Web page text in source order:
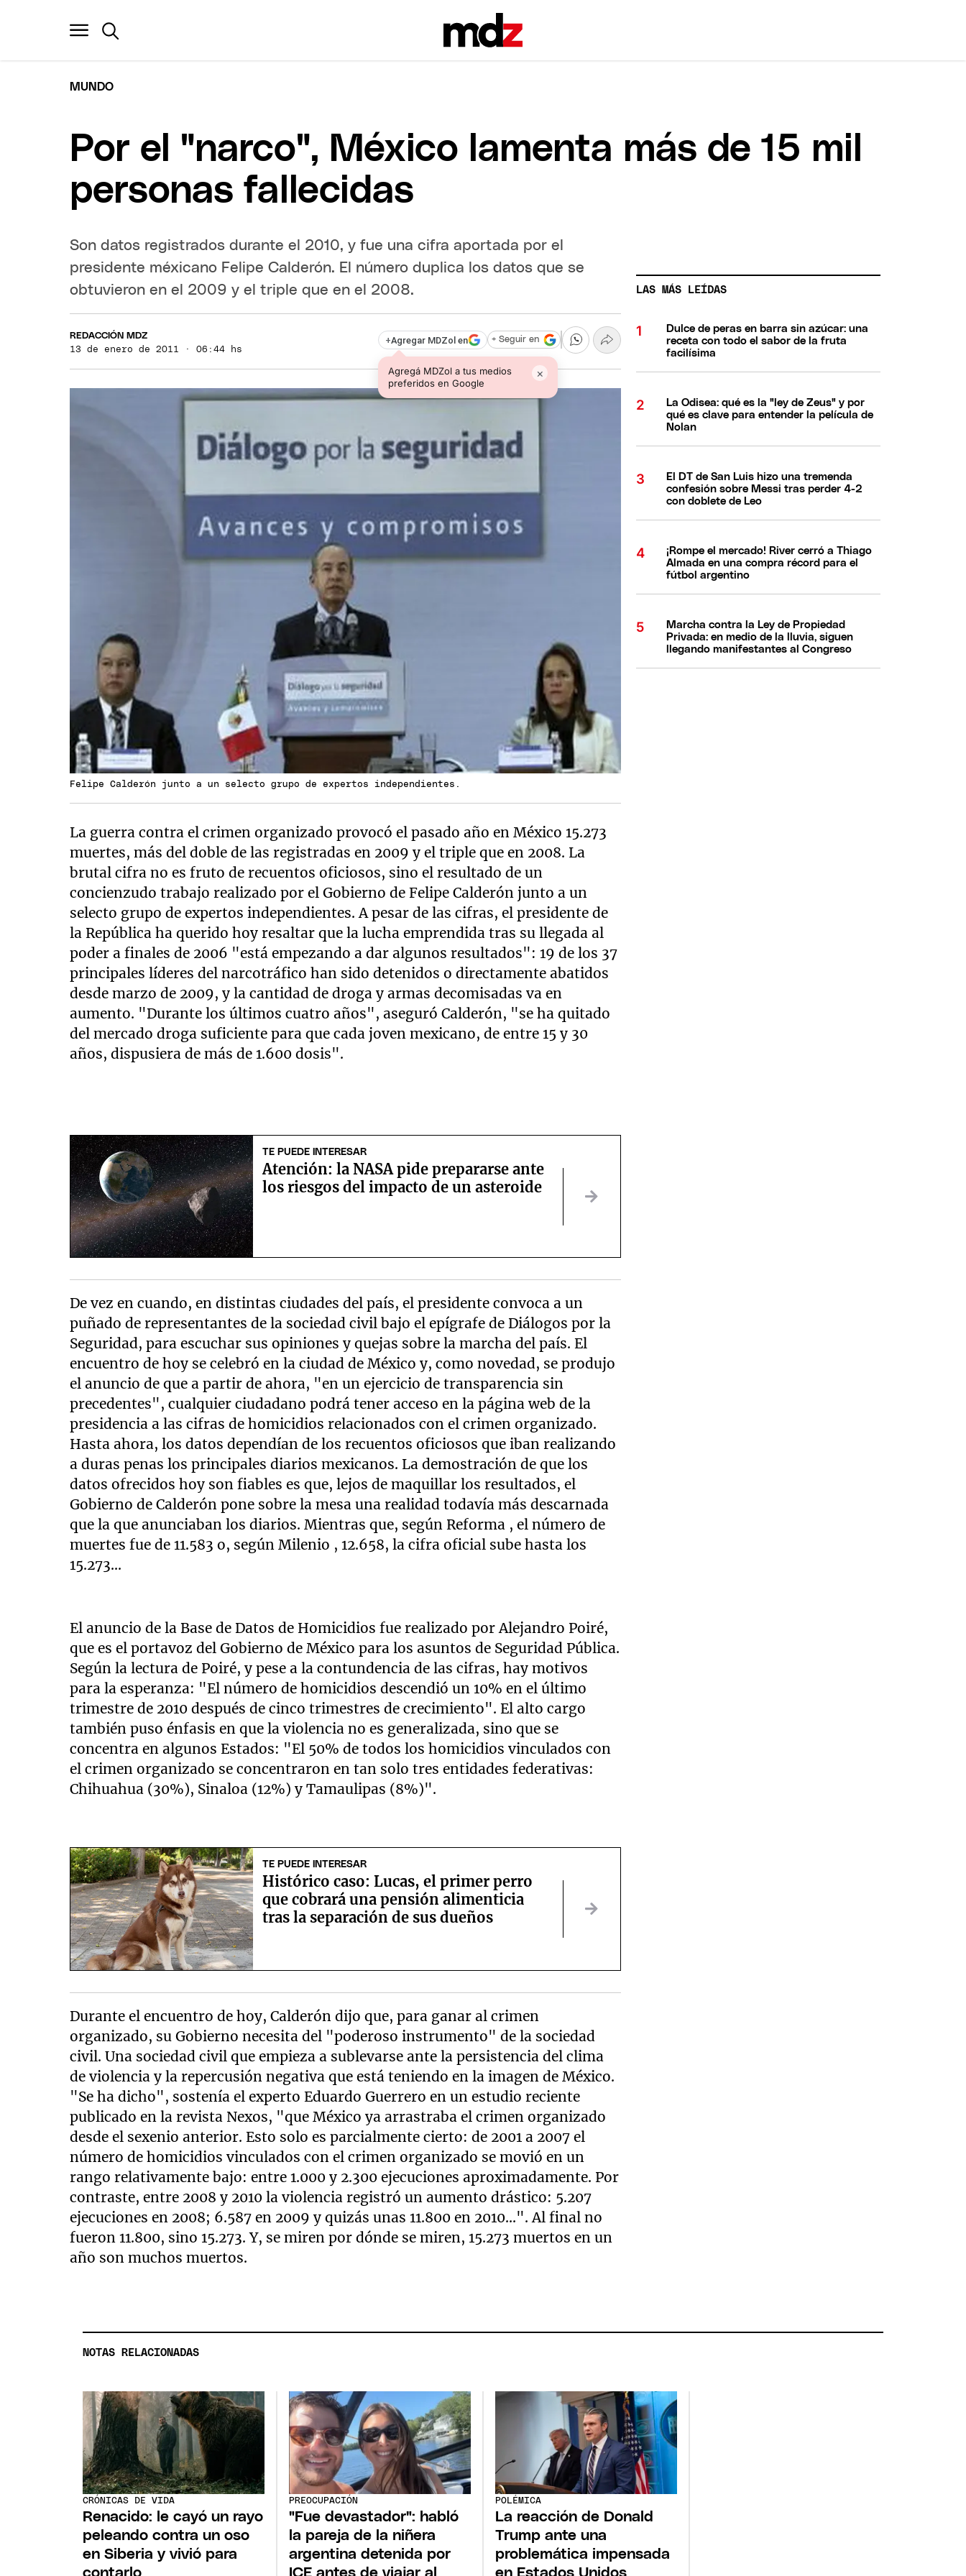
MUNDO
Por el "narco", México lamenta más de 15 mil
personas fallecidas
Son datos registrados durante el 2010, y fue una cifra aportada por el
presidente méxicano Felipe Calderón. El número duplica los datos que se
obtuvieron en el 2009 y el triple que en el 2008.
REDACCIÓN MDZ
13 de enero de 2011 · 06:44 hs
+Agregar MDZol en
Agregá MDZol a tus medios
preferidos en Google
×
+ Seguir en
Felipe Calderón junto a un selecto grupo de expertos independientes.
La guerra contra el crimen organizado provocó el pasado año en México 15.273
muertes, más del doble de las registradas en 2009 y el triple que en 2008. La
brutal cifra no es fruto de recuentos oficiosos, sino el resultado de un
concienzudo trabajo realizado por el Gobierno de Felipe Calderón junto a un
selecto grupo de expertos independientes. A pesar de las cifras, el presidente de
la República ha querido hoy resaltar que la lucha emprendida tras su llegada al
poder a finales de 2006 "está empezando a dar algunos resultados": 19 de los 37
principales líderes del narcotráfico han sido detenidos o directamente abatidos
desde marzo de 2009, y la cantidad de droga y armas decomisadas va en
aumento. "Durante los últimos cuatro años", aseguró Calderón, "se ha quitado
del mercado droga suficiente para que cada joven mexicano, de entre 15 y 30
años, dispusiera de más de 1.600 dosis".
TE PUEDE INTERESAR
Atención: la NASA pide prepararse ante
los riesgos del impacto de un asteroide
De vez en cuando, en distintas ciudades del país, el presidente convoca a un
puñado de representantes de la sociedad civil bajo el epígrafe de Diálogos por la
Seguridad, para escuchar sus opiniones y quejas sobre la marcha del país. El
encuentro de hoy se celebró en la ciudad de México y, como novedad, se produjo
el anuncio de que a partir de ahora, "en un ejercicio de transparencia sin
precedentes", cualquier ciudadano podrá tener acceso en la página web de la
presidencia a las cifras de homicidios relacionados con el crimen organizado.
Hasta ahora, los datos dependían de los recuentos oficiosos que iban realizando
a duras penas los principales diarios mexicanos. La demostración de que los
datos ofrecidos hoy son fiables es que, lejos de maquillar los resultados, el
Gobierno de Calderón pone sobre la mesa una realidad todavía más descarnada
que la que anunciaban los diarios. Mientras que, según Reforma , el número de
muertes fue de 11.583 o, según Milenio , 12.658, la cifra oficial sube hasta los
15.273...
El anuncio de la Base de Datos de Homicidios fue realizado por Alejandro Poiré,
que es el portavoz del Gobierno de México para los asuntos de Seguridad Pública.
Según la lectura de Poiré, y pese a la contundencia de las cifras, hay motivos
para la esperanza: "El número de homicidios descendió un 10% en el último
trimestre de 2010 después de cinco trimestres de crecimiento". El alto cargo
también puso énfasis en que la violencia no es generalizada, sino que se
concentra en algunos Estados: "El 50% de todos los homicidios vinculados con
el crimen organizado se concentraron en tan solo tres entidades federativas:
Chihuahua (30%), Sinaloa (12%) y Tamaulipas (8%)".
TE PUEDE INTERESAR
Histórico caso: Lucas, el primer perro
que cobrará una pensión alimenticia
tras la separación de sus dueños
Durante el encuentro de hoy, Calderón dijo que, para ganar al crimen
organizado, su Gobierno necesita del "poderoso instrumento" de la sociedad
civil. Una sociedad civil que empieza a sublevarse ante la persistencia del clima
de violencia y la repercusión negativa que está teniendo en la imagen de México.
"Se ha dicho", sostenía el experto Eduardo Guerrero en un estudio reciente
publicado en la revista Nexos, "que México ya arrastraba el crimen organizado
desde el sexenio anterior. Esto solo es parcialmente cierto: de 2001 a 2007 el
número de homicidios vinculados con el crimen organizado se movió en un
rango relativamente bajo: entre 1.000 y 2.300 ejecuciones aproximadamente. Por
contraste, entre 2008 y 2010 la violencia registró un aumento drástico: 5.207
ejecuciones en 2008; 6.587 en 2009 y quizás unas 11.800 en 2010...". Al final no
fueron 11.800, sino 15.273. Y, se miren por dónde se miren, 15.273 muertos en un
año son muchos muertos.
LAS MÁS LEÍDAS
Dulce de peras en barra sin azúcar: una
receta con todo el sabor de la fruta
facilísima
La Odisea: qué es la "ley de Zeus" y por
qué es clave para entender la película de
Nolan
El DT de San Luis hizo una tremenda
confesión sobre Messi tras perder 4-2
con doblete de Leo
¡Rompe el mercado! River cerró a Thiago
Almada en una compra récord para el
fútbol argentino
Marcha contra la Ley de Propiedad
Privada: en medio de la lluvia, siguen
llegando manifestantes al Congreso
NOTAS RELACIONADAS
CRÓNICAS DE VIDA
Renacido: le cayó un rayo
peleando contra un oso
en Siberia y vivió para
contarlo
PREOCUPACIÓN
"Fue devastador": habló
la pareja de la niñera
argentina detenida por
ICE antes de viajar al
POLÉMICA
La reacción de Donald
Trump ante una
problemática impensada
en Estados Unidos